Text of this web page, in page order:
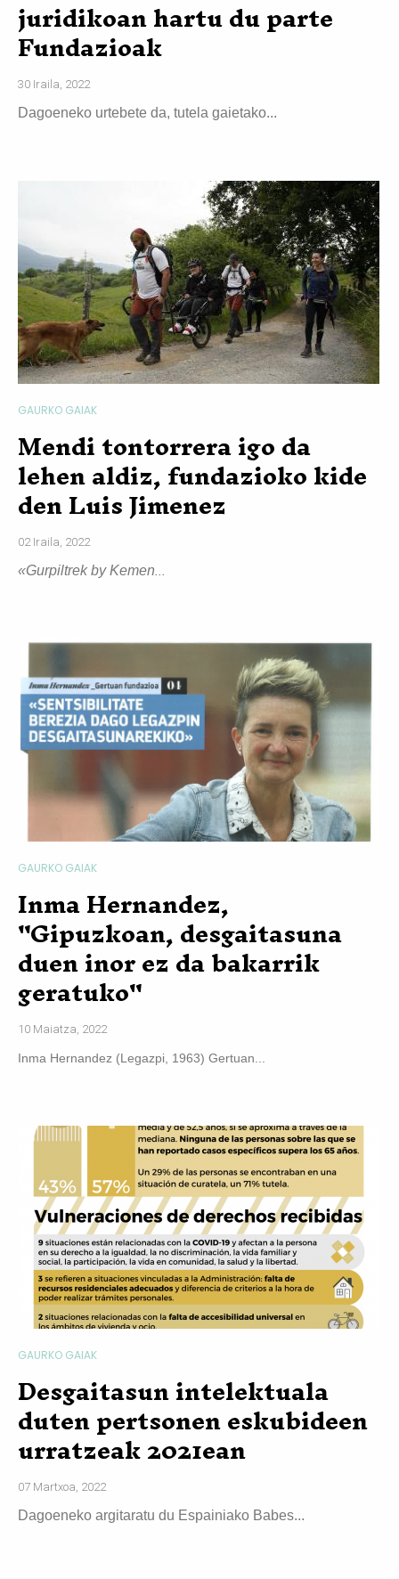
juridikoan hartu du parte
Fundazioak
30 Iraila, 2022
Dagoeneko urtebete da, tutela gaietako...
GAURKO GAIAK
Mendi tontorrera igo da
lehen aldiz, fundazioko kide
den Luis Jimenez
02 Iraila, 2022
«Gurpiltrek by Kemen...
GAURKO GAIAK
Inma Hernandez,
"Gipuzkoan, desgaitasuna
duen inor ez da bakarrik
geratuko"
10 Maiatza, 2022
Inma Hernandez (Legazpi, 1963) Gertuan...
GAURKO GAIAK
Desgaitasun intelektuala
duten pertsonen eskubideen
urratzeak 2021ean
07 Martxoa, 2022
Dagoeneko argitaratu du Espainiako Babes...